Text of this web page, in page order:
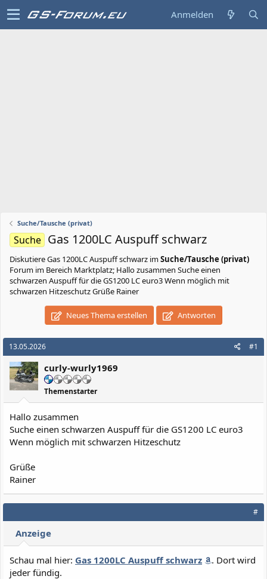
Anmelden
Suche/Tausche (privat)
Suche Gas 1200LC Auspuff schwarz
DiskutiereGas 1200LC Auspuff schwarz imSuche/Tausche (privat)
Forum im Bereich Marktplatz; Hallo zusammen Suche einen
schwarzen Auspuff für die GS1200 LC euro3 Wenn möglich mit
schwarzen Hitzeschutz Grüße Rainer
Neues Thema erstellen Antworten
13.05.2026 #1
curly-wurly1969
Themenstarter
Hallo zusammen
Suche einen schwarzen Auspuff für die GS1200 LC euro3
Wenn möglich mit schwarzen Hitzeschutz
Grüße
Rainer
#
Anzeige
Schau mal hier: Gas 1200LC Auspuff schwarz
. Dort wird
jeder fündig.